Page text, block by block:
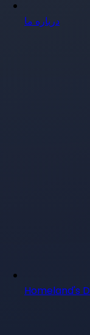
درباره ما
Homeland's